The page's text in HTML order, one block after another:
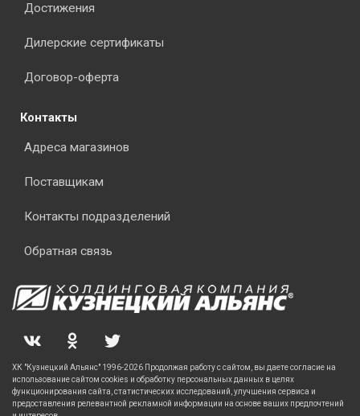
Достижения
Дилерские сертификаты
Договор-оферта
Контакты
Адреса магазинов
Поставщикам
Контакты подразделений
Обратная связь
ХК "Кузнецкий Альянс" 1996-2026 Продолжая работу с сайтом, вы даете согласие на
использование сайтом cookies и обработку персональных данных в целях
функционирования сайта, статистических исследований, улучшения сервиса и
предоставления релевантной рекламной информации на основе ваших предпочтений